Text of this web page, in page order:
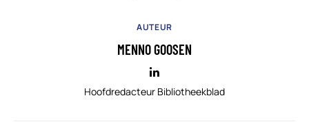
AUTEUR
MENNO GOOSEN
Hoofdredacteur Bibliotheekblad